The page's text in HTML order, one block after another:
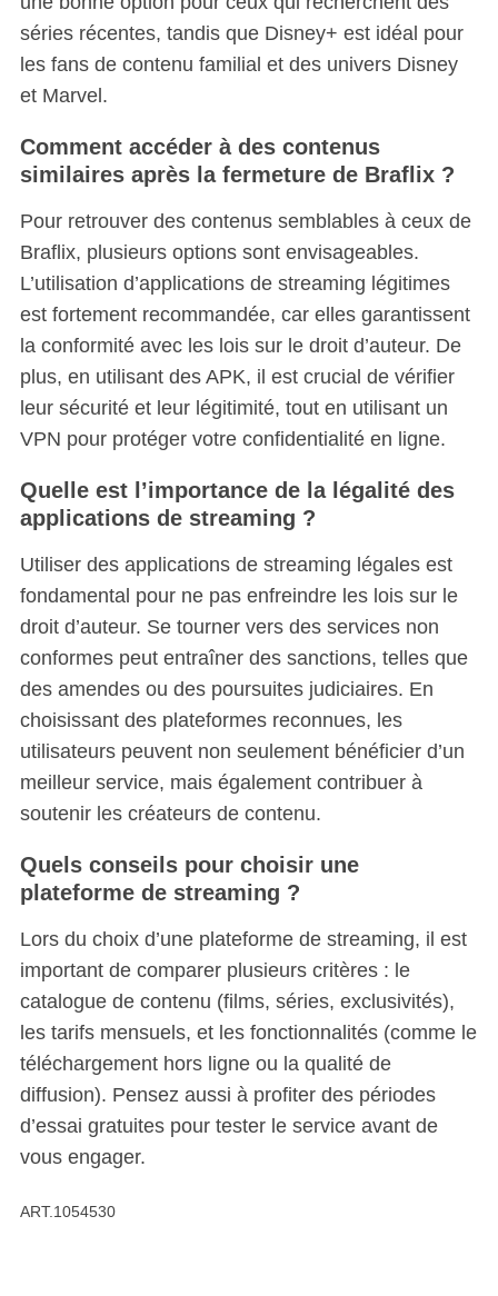
séries récentes, tandis que Disney+ est idéal pour
les fans de contenu familial et des univers Disney
et Marvel.
Comment accéder à des contenus
similaires après la fermeture de Braflix ?
Pour retrouver des contenus semblables à ceux de
Braflix, plusieurs options sont envisageables.
L’utilisation d’applications de streaming légitimes
est fortement recommandée, car elles garantissent
la conformité avec les lois sur le droit d’auteur. De
plus, en utilisant des APK, il est crucial de vérifier
leur sécurité et leur légitimité, tout en utilisant un
VPN pour protéger votre confidentialité en ligne.
Quelle est l’importance de la légalité des
applications de streaming ?
Utiliser des applications de streaming légales est
fondamental pour ne pas enfreindre les lois sur le
droit d’auteur. Se tourner vers des services non
conformes peut entraîner des sanctions, telles que
des amendes ou des poursuites judiciaires. En
choisissant des plateformes reconnues, les
utilisateurs peuvent non seulement bénéficier d’un
meilleur service, mais également contribuer à
soutenir les créateurs de contenu.
Quels conseils pour choisir une
plateforme de streaming ?
Lors du choix d’une plateforme de streaming, il est
important de comparer plusieurs critères : le
catalogue de contenu (films, séries, exclusivités),
les tarifs mensuels, et les fonctionnalités (comme le
téléchargement hors ligne ou la qualité de
diffusion). Pensez aussi à profiter des périodes
d’essai gratuites pour tester le service avant de
vous engager.
ART.1054530